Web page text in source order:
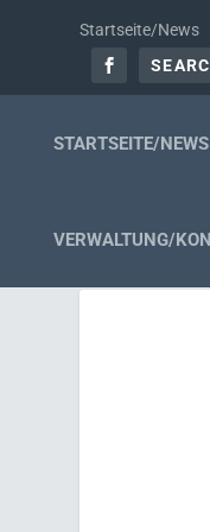
Startseite/News
STARTSEITE/NEWS
VERWALTUNG/